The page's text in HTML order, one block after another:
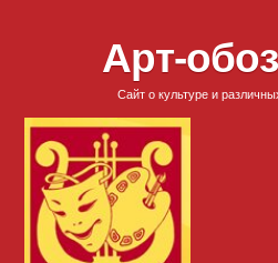
Арт-
Сайт о культуре и